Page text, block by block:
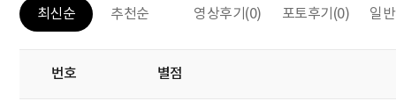
최신순 추천순 영상후기 (0) 포토후기 (0) 일
번호 별점